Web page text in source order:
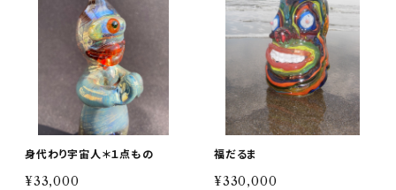
身代わり宇宙人＊１点もの
¥33,000
福だるま
¥330,000